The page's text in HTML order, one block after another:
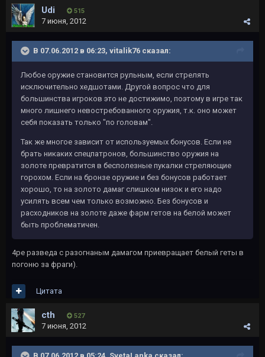
Udi 515
7 июня, 2012
В 07.06.2012 в 06:23, vitalik76 сказал:
Любое оружие становится рульным, если стрелять
исключительно хедшотами. Другой вопрос что для
большинства игроков это не достижимо, поэтому в игре так
много лишнего невостребованного оружия, т.к. оно может
себя показать только "по головам".
Так же многое зависит от используемых бонусов. Если не
брать никаких спецпатронов, большинство оружия на
золоте превратится в бесполезные пукалки стреляющие
горохом. Если на бронзе оружие и без бонусов работает
хорошо, то на золото дамаг слишком низок и его надо
усилять всем чем только возможно. Без бонусов и
расходников на золоте даже фарм гетов на белой может
быть проблематичен.
4ре разведа с разогнаным дамагом приевращает белый геты в
погоню за фраги).
Цитата
cth 527
7 июня, 2012